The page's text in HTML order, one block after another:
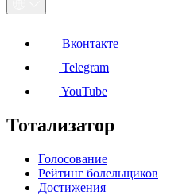
Вконтакте
Telegram
YouTube
Тотализатор
Голосование
Рейтинг болельщиков
Достижения